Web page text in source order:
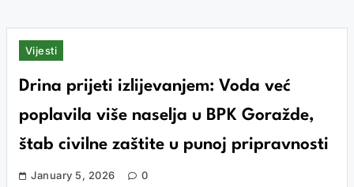
Vijesti
Drina prijeti izlijevanjem: Voda već
poplavila više naselja u BPK Goražde,
štab civilne zaštite u punoj pripravnosti
January 5, 2026 0